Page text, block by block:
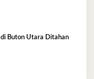
di Buton Utara Ditahan